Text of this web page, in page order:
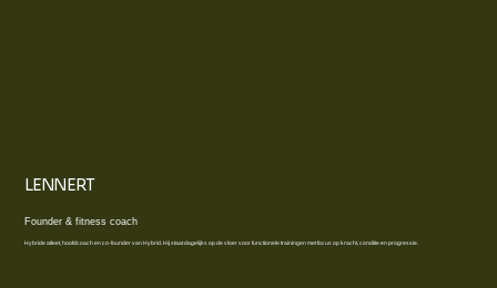
LENNERT
Founder & fitness coach
Hybride atleet, hoofdcoach en co-founder van Hybrid. Hij staat dagelijks op de vloer voor functionele trainingen met focus op kracht, conditie en progressie.